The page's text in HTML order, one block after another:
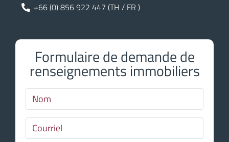
+66 (0) 856 922 447 (TH / FR )
Formulaire de demande de
renseignements immobiliers